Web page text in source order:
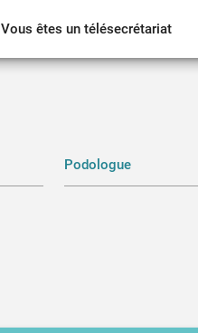
Vous êtes un télésecrétariat